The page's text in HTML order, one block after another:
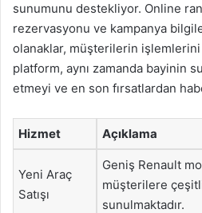
sunumunu destekliyor. Online
rezervasyonu ve kampanya
olanaklar, müşterilerin işlemlerini
platform, aynı zamanda bayinin
etmeyi ve en son fırsatlardan
Hizmet Açıklama
Yeni Araç
Satışı
Geniş Renault
müşterilere
sunulmaktadır.